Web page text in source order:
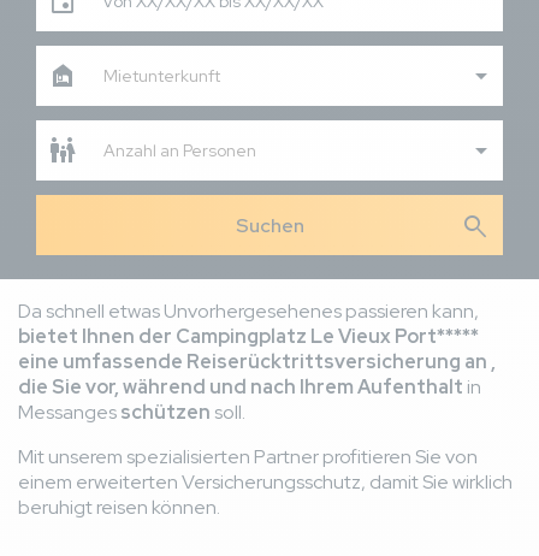
Mietunterkunft
Anzahl an Personen
search
Da schnell etwas Unvorhergesehenes passieren kann,
bietet Ihnen der Campingplatz Le Vieux Port*****
eine umfassende Reiserücktrittsversicherung an ,
die Sie vor, während und nach Ihrem Aufenthalt in
Messangesschützen soll.
Mit unserem spezialisierten Partner profitieren Sie von
einem erweiterten Versicherungsschutz, damit Sie wirklich
beruhigt reisen können.